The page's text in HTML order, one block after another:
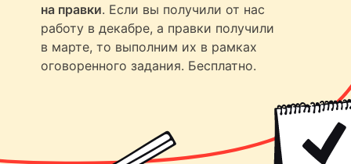
на правки. Если вы получили от нас
работу в декабре, а правки получили
в марте, то выполним их в рамках
оговоренного задания. Бесплатно.